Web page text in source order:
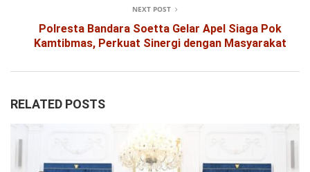
NEXT POST
Polresta Bandara Soetta Gelar Apel Siaga Pok
Kamtibmas, Perkuat Sinergi dengan Masyarakat
RELATED POSTS